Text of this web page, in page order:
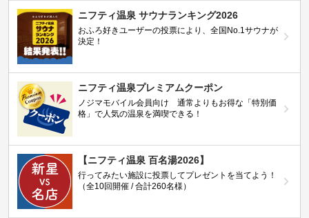
ニフティ温泉 サウナランキング2026
おふろ好きユーザーの投票により、全国No.1サウナが
決定！
ニフティ温泉プレミアムクーポン
ノジマモバイル会員向け 通常よりもお得な「特別価
格」で人気の温泉を満喫できる！
【ニフティ温泉 百名湯2026】
行ってみたい施設に投票してプレゼントを当てよう！
（全10回開催 / 合計260名様）